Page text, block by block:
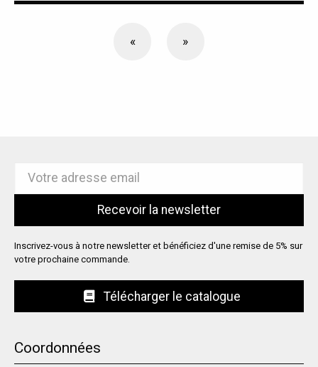
« »
Inscrivez-vous à notre newsletter et bénéficiez d'une remise de 5% sur
votre prochaine commande.
Télécharger le catalogue
Coordonnées